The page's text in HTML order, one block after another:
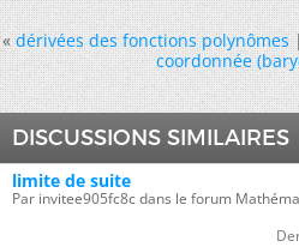
« dérivées des fonctions polynômes
coordonnée
DISCUSSIONS SIMILAIRES
limite de suite
Par invitee905fc8c dans le forum